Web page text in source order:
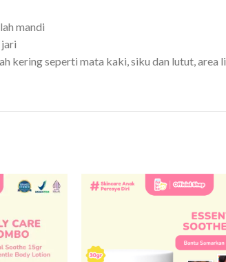
mandi
kering seperti mata kaki, siku dan lutut, area